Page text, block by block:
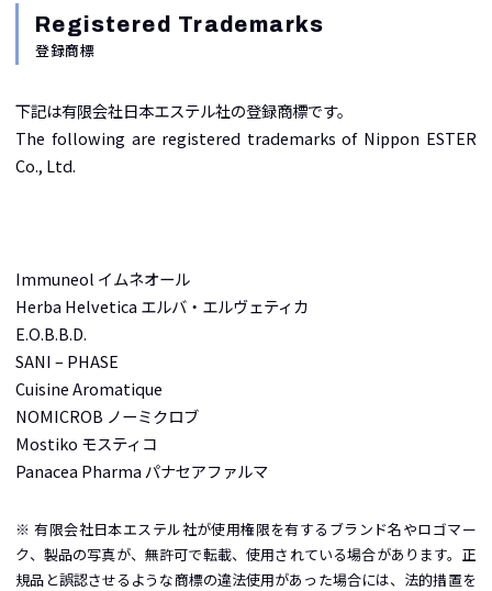
Registered Trademarks
登録商標
下記は有限会社日本エステル社の登録商標です。
The following are registered trademarks of Nippon ESTER
Co., Ltd.
Immuneol イムネオール
Herba Helvetica エルバ・エルヴェティカ
E.O.B.B.D.
SANI – PHASE
Cuisine Aromatique
NOMICROB ノーミクロブ
Mostiko モスティコ
Panacea Pharma パナセアファルマ
※ 有限会社日本エステル社が使用権限を有するブランド名やロゴマー
ク、製品の写真が、無許可で転載、使用されている場合があります。正
規品と誤認させるような商標の違法使用があった場合には、法的措置を